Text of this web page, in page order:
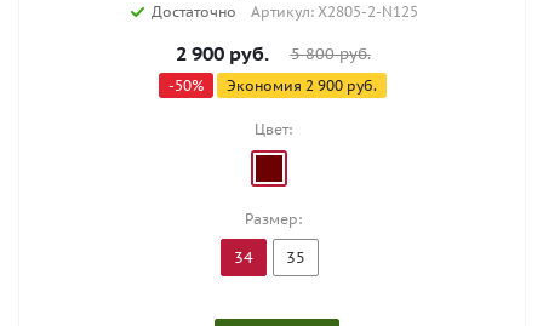
Достаточно Артикул: X2805-2-N125
2 900руб. 5 800руб.
-50% Экономия 2 900 руб.
Цвет:
Размер:
34 35